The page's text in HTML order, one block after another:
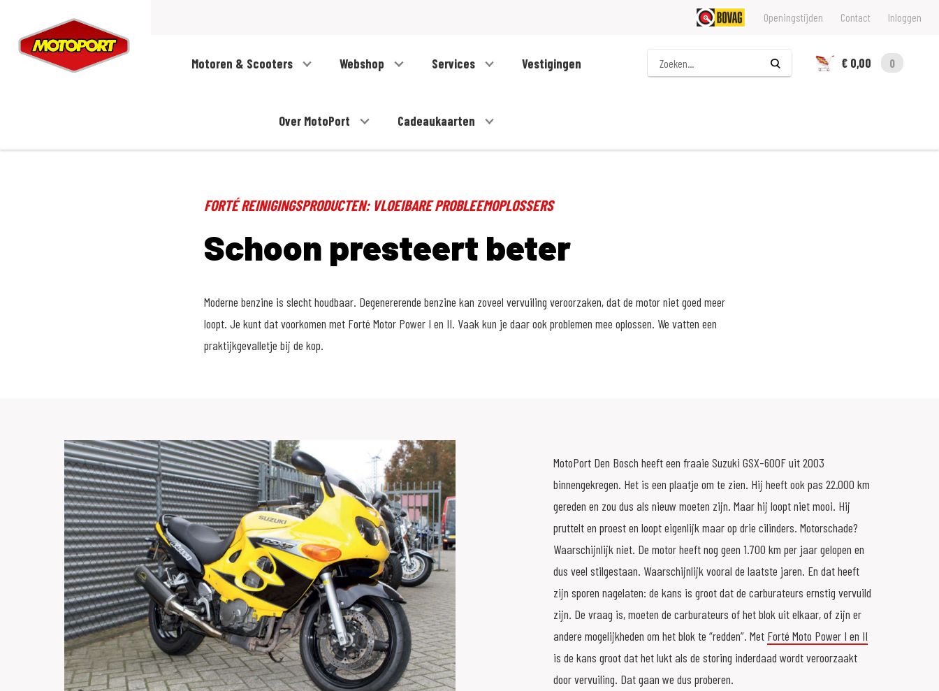
Openingstijden Contact Inloggen
Motoren & Scooters Webshop Services Vestigingen
Over MotoPort Cadeaukaarten
Zoeken
€ 0,00
0
FORTÉ REINIGINGSPRODUCTEN: VLOEIBARE PROBLEEMOPLOSSERS
Schoon presteert beter
Moderne benzine is slecht houdbaar. Degenererende benzine kan zoveel vervuiling veroorzaken, dat de motor niet goed meer
loopt. Je kunt dat voorkomen met Forté Motor Power I en II. Vaak kun je daar ook problemen mee oplossen. We vatten een
praktijkgevalletje bij de kop.
MotoPort Den Bosch heeft een fraaie Suzuki GSX-600F uit 2003
binnengekregen. Het is een plaatje om te zien. Hij heeft ook pas 22.000 km
gereden en zou dus als nieuw moeten zijn. Maar hij loopt niet mooi. Hij
pruttelt en proest en loopt eigenlijk maar op drie cilinders. Motorschade?
Waarschijnlijk niet. De motor heeft nog geen 1.700 km per jaar gelopen en
dus veel stilgestaan. Waarschijnlijk vooral de laatste jaren. En dat heeft
zijn sporen nagelaten: de kans is groot dat de carburateurs ernstig vervuild
zijn. De vraag is, moeten de carburateurs of het blok uit elkaar, of zijn er
andere mogelijkheden om het blok te “redden”. Met Forté Moto Power I en II
is de kans groot dat het lukt als de storing inderdaad wordt veroorzaakt
door vervuiling. Dat gaan we dus proberen.